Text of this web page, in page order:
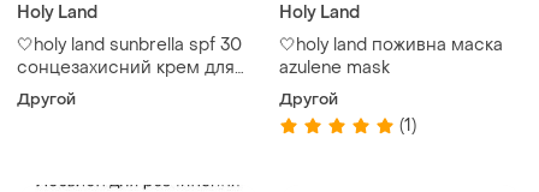
Holy Land
🤍holy land sunbrella spf 30
сонцезахисний крем для
обличчя
Другой
Holy Land
🤍holy land поживна маска
azulene mask
Другой
(1)